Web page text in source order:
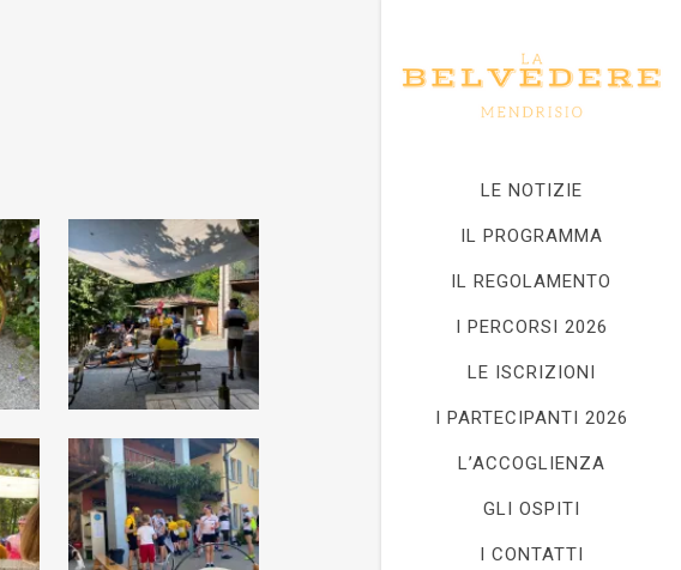
LE NOTIZIE
IL PROGRAMMA
IL REGOLAMENTO
I PERCORSI 2026
LE ISCRIZIONI
I PARTECIPANTI 2026
L’ACCOGLIENZA
GLI OSPITI
I CONTATTI